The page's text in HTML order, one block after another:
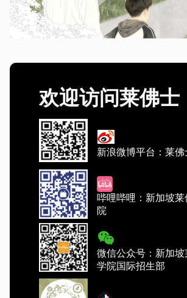
欢迎访问莱佛士
新浪微博平台：莱
哔哩哔哩：新加坡
院
微信公众号：新加
学院国际招生部